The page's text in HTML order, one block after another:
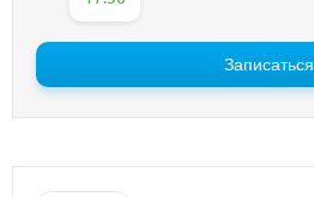
Записаться